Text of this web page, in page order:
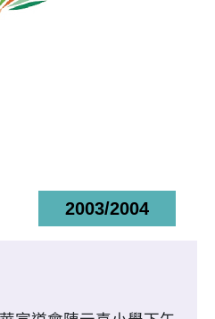
2003/2004